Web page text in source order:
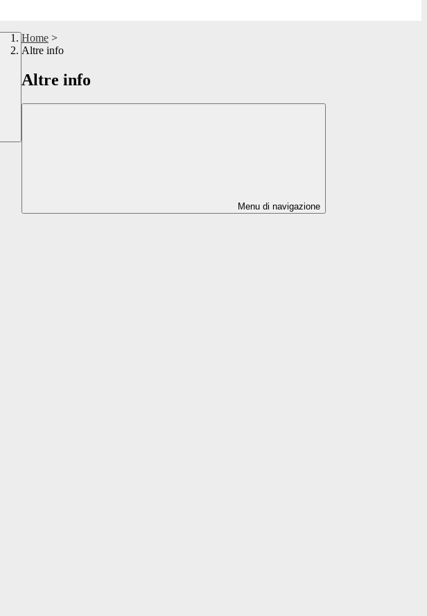
Home >
Altre info
Altre info
Menu di navigazione